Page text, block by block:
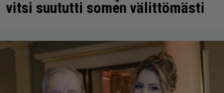
vitsi suututti somen välittömästi